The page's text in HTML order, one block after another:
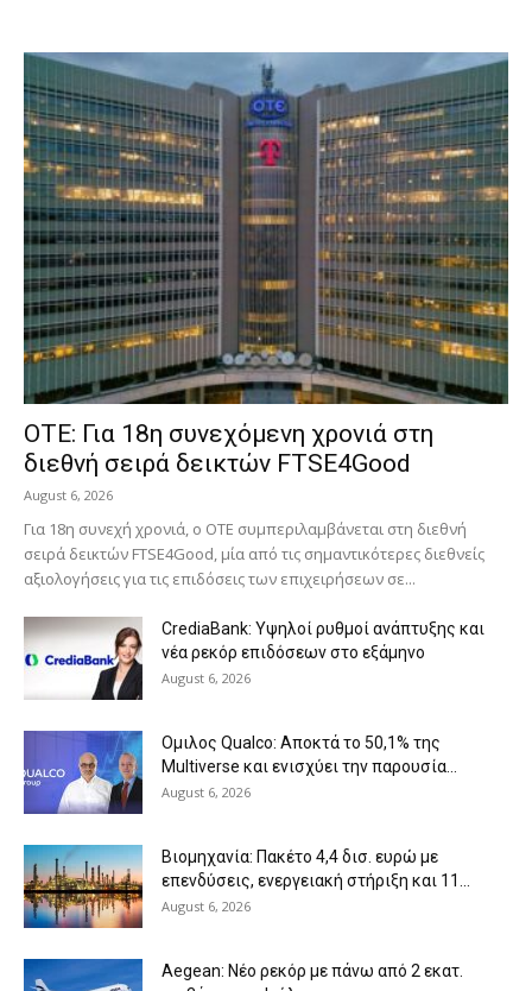
ΟΤΕ: Για 18η συνεχόμενη χρονιά στη
διεθνή σειρά δεικτών FTSE4Good
August 6, 2026
Για 18η συνεχή χρονιά, ο ΟΤΕ συμπεριλαμβάνεται στη διεθνή
σειρά δεικτών FTSE4Good, μία από τις σημαντικότερες διεθνείς
αξιολογήσεις για τις επιδόσεις των επιχειρήσεων σε...
CrediaBank: Υψηλοί ρυθμοί ανάπτυξης και
νέα ρεκόρ επιδόσεων στο εξάμηνο
August 6, 2026
Ομιλος Qualco: Αποκτά το 50,1% της
Multiverse και ενισχύει την παρουσία...
August 6, 2026
Βιομηχανία: Πακέτο 4,4 δισ. ευρώ με
επενδύσεις, ενεργειακή στήριξη και 11...
August 6, 2026
Aegean: Νέο ρεκόρ με πάνω από 2 εκατ.